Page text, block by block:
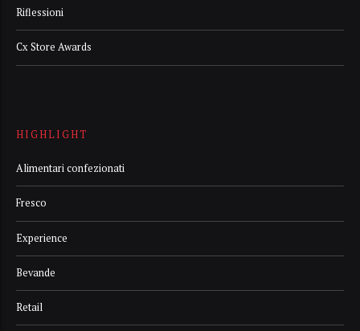
Riflessioni
Cx Store Awards
HIGHLIGHT
Alimentari confezionati
Fresco
Experience
Bevande
Retail